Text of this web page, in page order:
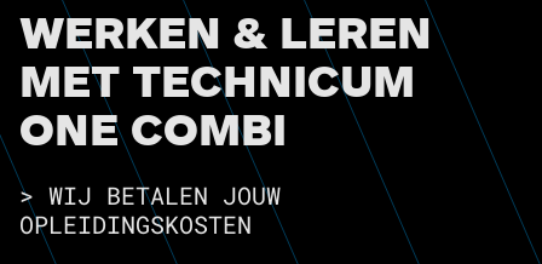
WERKEN & LEREN
MET TECHNICUM
ONE COMBI
> WIJ BETALEN JOUW
OPLEIDINGSKOSTEN